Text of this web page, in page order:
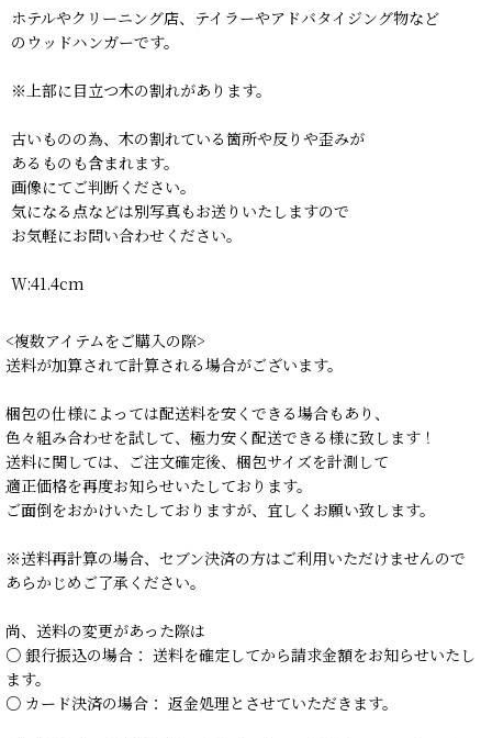
ホテルやクリーニング店、テイラーやアドバタイジング物など
のウッドハンガーです。
※上部に目立つ木の割れがあります。
古いものの為、木の割れている箇所や反りや歪みが
あるものも含まれます。
画像にてご判断ください。
気になる点などは別写真もお送りいたしますので
お気軽にお問い合わせください。
W:41.4cm
<複数アイテムをご購入の際>
送料が加算されて計算される場合がございます。
梱包の仕様によっては配送料を安くできる場合もあり、
色々組み合わせを試して、極力安く配送できる様に致します！
送料に関しては、ご注文確定後、梱包サイズを計測して
適正価格を再度お知らせいたしております。
ご面倒をおかけいたしておりますが、宜しくお願い致します。
※送料再計算の場合、セブン決済の方はご利用いただけませんので
あらかじめご了承ください。
尚、送料の変更があった際は
○ 銀行振込の場合： 送料を確定してから請求金額をお知らせいたし
ます。
○ カード決済の場合： 返金処理とさせていただきます。